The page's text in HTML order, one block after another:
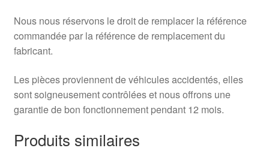
Nous nous réservons le droit de remplacer la référence
commandée par la référence de remplacement du
fabricant.
Les pièces proviennent de véhicules accidentés, elles
sont soigneusement contrôlées et nous offrons une
garantie de bon fonctionnement pendant 12 mois.
Produits similaires